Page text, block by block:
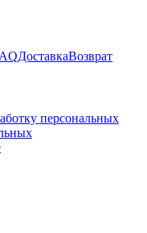
ДоставкаВозврат
персональных